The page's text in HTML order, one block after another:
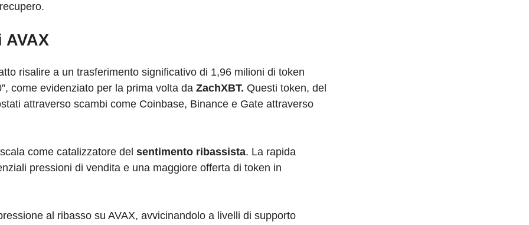
risalire a un trasferimento significativo di 1,96 milioni di token
come evidenziato per la prima volta da ZachXBT. Questi token, del
attraverso scambi come Coinbase, Binance e Gate attraverso
come catalizzatore del sentimento ribassista. La rapida
pressioni di vendita e una maggiore offerta di token in
al ribasso su AVAX, avvicinandolo a livelli di supporto